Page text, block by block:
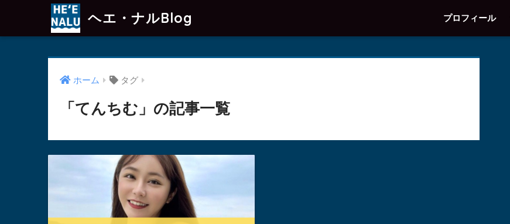
ヘエ・ナルBlog プロフィール
ホーム タグ
「てんちむ」の記事一覧